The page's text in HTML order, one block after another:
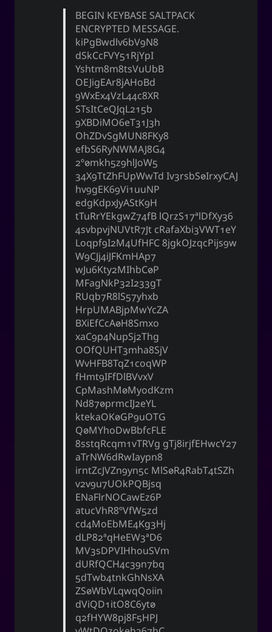
BEGIN KEYBASE SALTPACK
ENCRYPTED MESSAGE.
kiPgBwdlv6bV9N8
dSkCcFVY51RjYpI
Yshtm8m8tsVuUbB
OEJigEAr8jAHoBd
9WxEx4VzL44c8XR
STsItCeQJqL215b
9XBDiMO6eT31J3h
OhZDvSgMUN8FKy8
efbS6RyNWMAJ8G4
2o0mkh5z9hlJoW5
34X9TtZhFUpWwTd Iv3rsbS0IrxyCAJ
hv9gEK69Vi1uuNP
edgKdpxJyAStK9H
tTuRrYEkgwZ74fB lQrzS17alDfXy36
4svbpvjNUVtR7Jt cRafaXbi3VWT1eY
Loqpf9I2M4UfHFC 8jgkOJzqcPijs9w
W9CJj4iJFKmHAp7
wJu6Kty2MIhbC0P
MFagNkP32I233gT
RUqb7R8lS57yhxb
HrpUMABjpMwYcZA
BXiEfCcA0H8Smxo
xaC9p4NupSj2Thg
OOfQUHT3mha8SjV
WvHFB8TqZ1coqWP
fHmt9IFfDlBVvxV
CpMashM0MyodKzm
Nd870prmcIJ2eYL
ktekaOK0GP9uOTG
Q0MYhoDwBbfcFLE
8sstqRcqm1vTRVg gTj8irjfEHwcY27
aTrNW6dRwIaypn8
irntZcJVZn9yn5c MlS0R4RabT4tSZh
v2v9u7UOkPQBjsq
ENaFlrNOCawEz6P
atucVhR8oVfW5zd
cd4MoEbME4Kg3Hj
dLP82aqHeEW3AD6
MV3sDPVIHhouSVm
dURfQCH4c39n7bq
5dTwb4tnkGhNsXA
ZS0WbVLqwqQoiin
dViQD1itO8C6yt0
q2fHYW8pj8F5HPJ